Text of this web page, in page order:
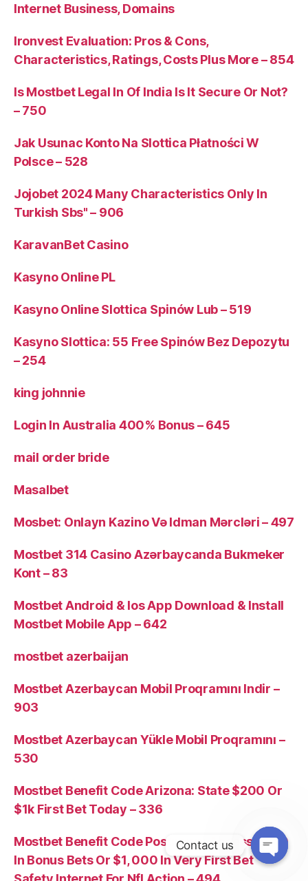
Internet Business, Domains
Ironvest Evaluation: Pros & Cons,
Characteristics, Ratings, Costs Plus More – 854
Is Mostbet Legal In Of India Is It Secure Or Not?
– 750
Jak Usunac Konto Na Slottica Płatności W
Polsce – 528
Jojobet 2024 Many Characteristics Only In
Turkish Sbs" – 906
KaravanBet Casino
Kasyno Online PL
Kasyno Online Slottica Spinów Lub – 519
Kasyno Slottica: 55 Free Spinów Bez Depozytu
– 254
king johnnie
Login In Australia 400% Bonus – 645
mail order bride
Masalbet
Mosbet: Onlayn Kazino Və Idman Mərcləri – 497
Mostbet 314 Casino Azərbaycanda Bukmeker
Kont – 83
Mostbet Android & Ios App Download & Install
Mostbet Mobile App – 642
mostbet azerbaijan
Mostbet Azerbaycan Mobil Proqramını Indir –
903
Mostbet Azerbaycan Yükle Mobil Proqramını –
530
Mostbet Benefit Code Arizona: State $200 Or
$1k First Bet Today – 336
Mostbet Benefit Code Postnews: Access $200
In Bonus Bets Or $1, 000 In Very First Bet
Contact us